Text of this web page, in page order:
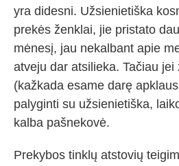
yra didesni. Užsienietiška
prekės ženklai, jie pristato
mėnesį, jau nekalbant apie
atveju dar atsilieka. Tačiau
(kažkada esame darę
palyginti su užsienietiška,
kalba pašnekovė.
Prekybos tinklų atstovių